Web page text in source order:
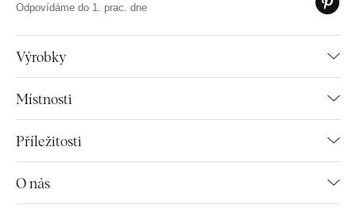
Výrobky
Místnosti
Příležitosti
O nás
Odpovídáme do 1. prac. dne